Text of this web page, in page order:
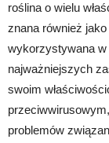
roślina o wielu
znana również
wykorzystywana
najważniejszych
swoim
problemów